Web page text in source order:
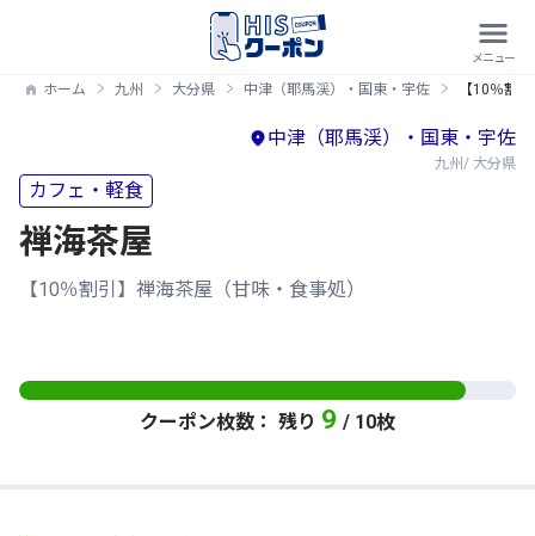
ホーム 九州 大分県 中津（耶馬渓）・国東・宇佐 【10％割
中津（耶馬渓）・国東・宇佐
九州/ 大分県
カフェ・軽食
禅海茶屋
【10％割引】禅海茶屋（甘味・食事処）
クーポン枚数： 残り 9 / 10枚